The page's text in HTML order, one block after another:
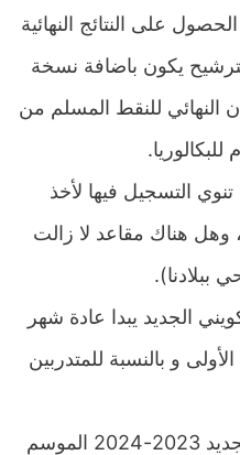
على النتائج النهائية
ملف الترشيح يكون باضافة نسخة
النهائي للنقط المسلم من
للبكالوريا.
التسجيل فيها لأخذ
وهل هناك مقاعد لا زالت
ببلادنا).
الجديد يبدا عادة شهر
و بالنسبة للمتدربين
سيبدأ موسم التكوين المهني الجديد 2023-2024 الموسم